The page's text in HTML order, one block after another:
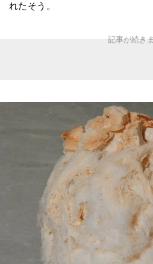
れたそう。